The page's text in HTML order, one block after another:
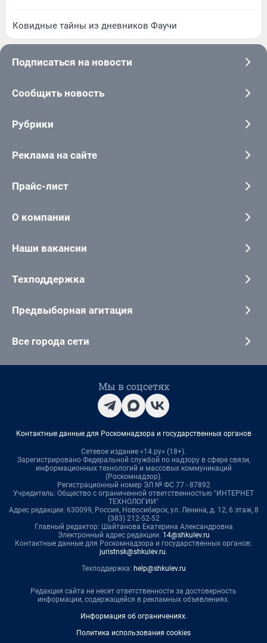
Ковидные тайны из дневников Фаучи
Подписаться на новости
Сообщить новость
Рубрики
Реклама на сайте
Прайс-лист
О компании
Наши вакансии
Техподдержка
Предвыборная агитация
Все города сети
Мы в соцсетях
Контактные данные для Роскомнадзора и государственных органов
Сетевое издание «14.ру» (18+).
Зарегистрировано Федеральной службой по надзору в сфере связи,
информационных технологий и массовых коммуникаций
(Роскомнадзор).
Регистрационный номер ЭЛ № ФС 77 - 87892
Учредитель: Общество с ограниченной ответственностью "ИНТЕРНЕТ
ТЕХНОЛОГИИ"
Адрес редакции: 630099, Россия, Новосибирск, ул. Ленина, д. 12, 6 этаж, 8
(383) 212-52-52
Главный редактор: Шайтанова Екатерина Александровна
Электронный адрес редакции: 14@shkulev.ru
Контактные данные для Роскомнадзора и государственных органов:
juristnsk@shkulev.ru.
Техподдержка: help@shkulev.ru
Редакция сайта не несет ответственности за достоверность
информации, содержащейся в рекламных объявлениях.
Информация об ограничениях.
Политика использования cookies